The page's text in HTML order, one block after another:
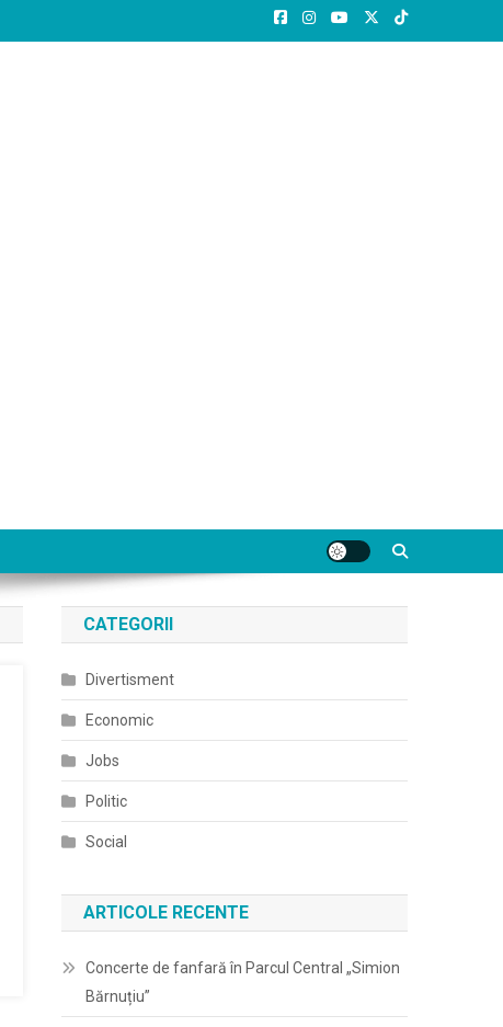
CATEGORII
Divertisment
Economic
Jobs
Politic
Social
ARTICOLE RECENTE
Concerte de fanfară în Parcul Central „Simion
Bărnuțiu”